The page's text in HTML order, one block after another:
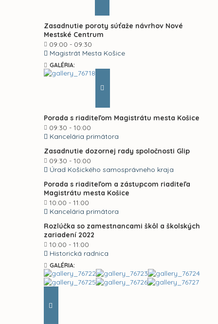
Zasadnutie poroty súťaže návrhov Nové
Mestské Centrum
09:00 - 09:30
Magistrát Mesta Košice
GALÉRIA:
Porada s riaditeľom Magistrátu mesta Košice
09:30 - 10:00
Kancelária primátora
Zasadnutie dozornej rady spoločnosti Glip
09:30 - 10:00
Úrad Košického samosprávneho kraja
Porada s riaditeľom a zástupcom riaditeľa
Magistrátu mesta Košice
10:00 - 11:00
Kancelária primátora
Rozlúčka so zamestnancami škôl a školských
zariadení 2022
10:00 - 11:00
Historická radnica
GALÉRIA: